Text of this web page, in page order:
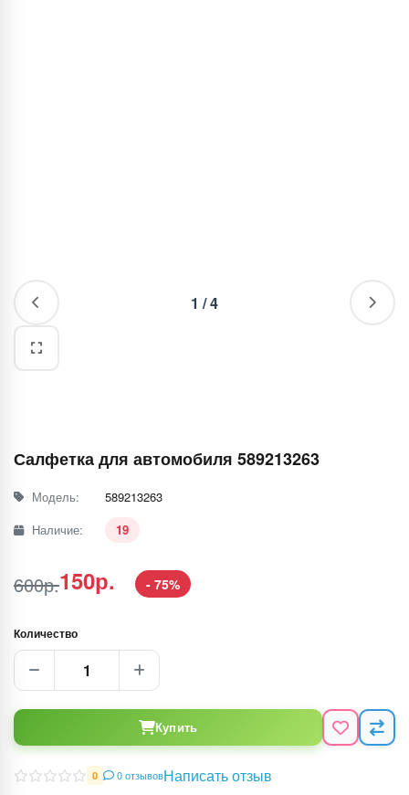
1 /4
Салфетка для автомобиля 589213263
Модель:
589213263
Наличие:
19
600р.150р. - 75%
Количество
Купить
0 0 отзывовНаписать отзыв